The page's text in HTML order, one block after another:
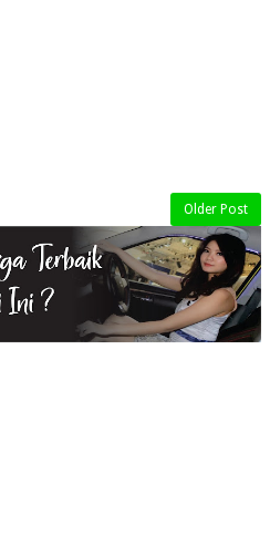
Older Post